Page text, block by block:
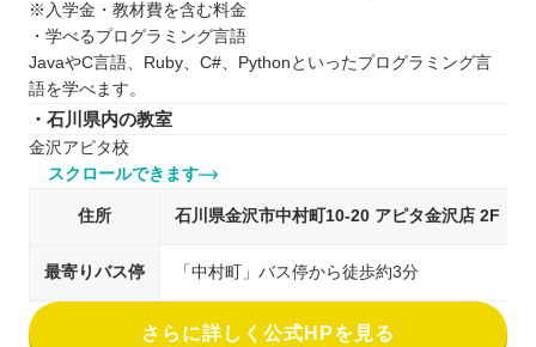
※入学金・教材費を含む料金
・学べるプログラミング言語
JavaやC言語、Ruby、C#、Pythonといったプログラミング言
語を学べます。
・石川県内の教室
金沢アピタ校
スクロールできます
住所 石川県金沢市中村町10-20 アピタ金沢店 2F
最寄りバス停 「中村町」バス停から徒歩約3分
さらに詳しく公式HPを見る